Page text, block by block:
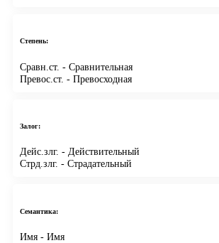
Степень:
Сравн.ст. - Сравнительная
Превос.ст. - Превосходная
Залог:
Дейс.злг. - Действительный
Стрд.злг. - Страдательный
Семантика:
Имя - Имя